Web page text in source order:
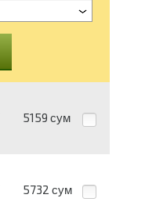
5159 сум
5732 сум